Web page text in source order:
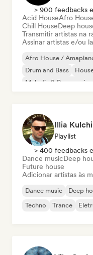
> 900 feedbacks
Acid HouseAfro
Chill HouseDeep
Transmitir artistas na
Assinar artistas e/ou
Afro House /
Drum and Bass
Melodic & Progressive
Illia
Playlist
> 400 feedbacks
Dance musicDeep
Future house
Adicionar artistas às
Dance music Deep
Techno
Trance